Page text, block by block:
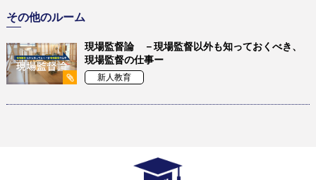
その他のルーム
現場監督論 －現場監督以外も知っておくべき、
現場監督の仕事ー
新人教育